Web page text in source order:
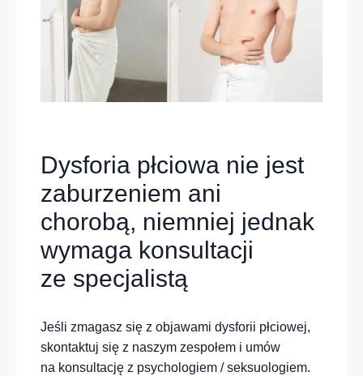
Dysforia płciowa nie jest
zaburzeniem ani
chorobą, niemniej jednak
wymaga konsultacji
ze specjalistą
Jeśli zmagasz się z objawami dysforii płciowej,
skontaktuj się z naszym zespołem i umów
na konsultację z psychologiem / seksuologiem.